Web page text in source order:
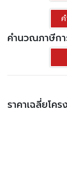
คำนวณภาษีก
ราคาเฉลี่ยโคร